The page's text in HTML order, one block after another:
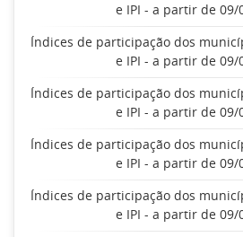
e IPI - a partir de 09/
Índices de participação dos
e IPI - a partir de 09/
Índices de participação dos
e IPI - a partir de 09/
Índices de participação dos
e IPI - a partir de 09/
Índices de participação dos
e IPI - a partir de 09/